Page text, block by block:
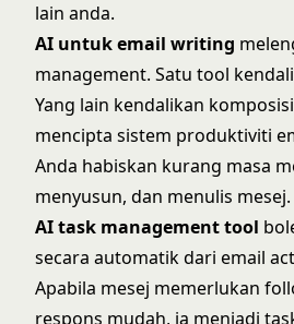
lain anda.
AI untuk email writing
management. Satu tool
Yang lain kendalikan
mencipta sistem produktiviti
Anda habiskan kurang masa
menyusun, dan menulis mesej.
AI task management tool
secara automatik dari email
Apabila mesej memerlukan
respons mudah, ia menjadi